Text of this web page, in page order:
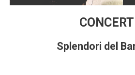
CONCERTI
Splendori del